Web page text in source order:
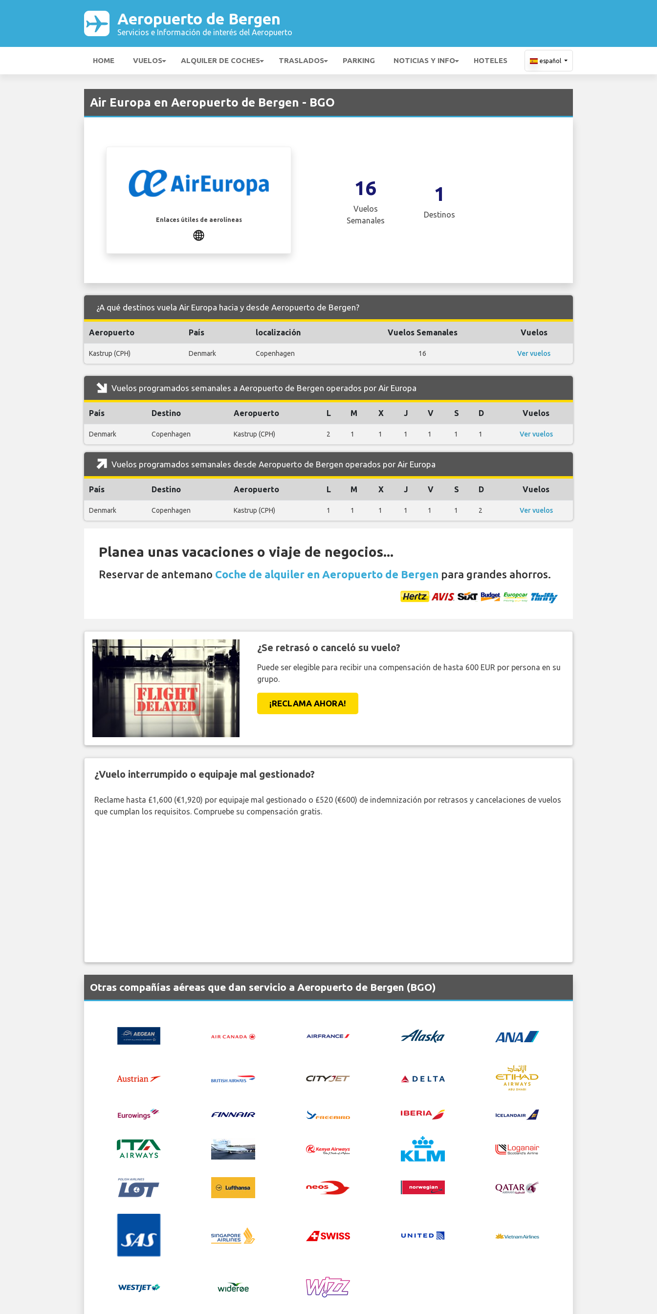
Aeropuerto de Bergen
Servicios e Información de interés del Aeropuerto
HOME VUELOS ALQUILER DE COCHES TRASLADOS PARKING NOTICIAS Y INFO HOTELES español
Air Europa en Aeropuerto de Bergen - BGO
Enlaces útiles de aerolíneas
16
Vuelos
Semanales
1
Destinos
¿A qué destinos vuela Air Europa hacia y desde Aeropuerto de Bergen?
Aeropuerto País localización Vuelos Semanales Vuelos
Kastrup (CPH) Denmark Copenhagen 16 Ver vuelos
Vuelos programados semanales a Aeropuerto de Bergen operados por Air Europa
País Destino Aeropuerto L M X J V S D Vuelos
Denmark Copenhagen Kastrup (CPH) 2 1 1 1 1 1 1 Ver vuelos
Vuelos programados semanales desde Aeropuerto de Bergen operados por Air Europa
País Destino Aeropuerto L M X J V S D Vuelos
Denmark Copenhagen Kastrup (CPH) 1 1 1 1 1 1 2 Ver vuelos
Planea unas vacaciones o viaje de negocios...
Reservar de antemano Coche de alquiler en Aeropuerto de Bergen para grandes ahorros.
¿Se retrasó o canceló su vuelo?
Puede ser elegible para recibir una compensación de hasta 600 EUR por persona en su
grupo.
¡RECLAMA AHORA!
¿Vuelo interrumpido o equipaje mal gestionado?
Reclame hasta £1,600 (€1,920) por equipaje mal gestionado o £520 (€600) de indemnización por retrasos y cancelaciones de vuelos
que cumplan los requisitos. Compruebe su compensación gratis.
Otras compañías aéreas que dan servicio a Aeropuerto de Bergen (BGO)